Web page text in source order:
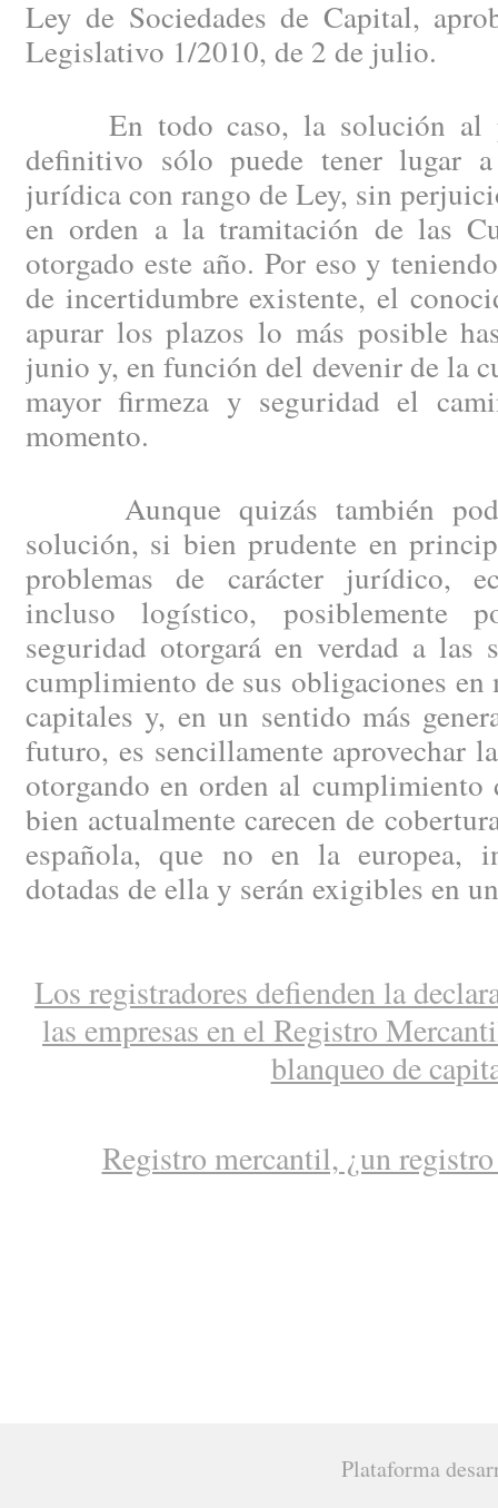
Ley de Sociedades de Capital,
Legislativo 1/2010, de 2 de julio.
En todo caso, la solución al
definitivo sólo puede tener lugar
jurídica con rango de Ley, sin
en orden a la tramitación de las
otorgado este año. Por eso y
de incertidumbre existente, el
apurar los plazos lo más posible
junio y, en función del devenir de la
mayor firmeza y seguridad el
momento.
Aunque quizás también
solución, si bien prudente en
problemas de carácter jurídico,
incluso logístico, posiblemente
seguridad otorgará en verdad a las
cumplimiento de sus obligaciones en
capitales y, en un sentido más
futuro, es sencillamente aprovechar
otorgando en orden al cumplimiento
bien actualmente carecen de
española, que no en la europea,
dotadas de ella y serán exigibles en
Los registradores defienden la
las empresas en el Registro
blanqueo de
Registro mercantil, ¿un
Plataforma